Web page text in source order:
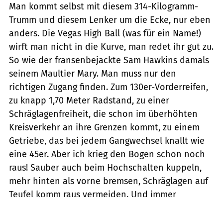
Man kommt selbst mit diesem 314-Kilogramm-
Trumm und diesem Lenker um die Ecke, nur eben
anders. Die Vegas High Ball (was für ein Name!)
wirft man nicht in die Kurve, man redet ihr gut zu.
So wie der fransenbejackte Sam Hawkins damals
seinem Maultier Mary. Man muss nur den
richtigen Zugang finden. Zum 130er-Vorderreifen,
zu knapp 1,70 Meter Radstand, zu einer
Schräglagenfreiheit, die schon im überhöhten
Kreisverkehr an ihre Grenzen kommt, zu einem
Getriebe, das bei jedem Gangwechsel knallt wie
eine 45er. Aber ich krieg den Bogen schon noch
raus! Sauber auch beim Hochschalten kuppeln,
mehr hinten als vorne bremsen, Schräglagen auf
Teufel komm raus vermeiden. Und immer